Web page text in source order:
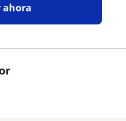
ahora